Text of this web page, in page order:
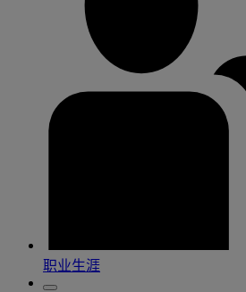
职业生涯